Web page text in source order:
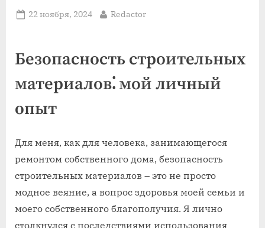
Posted
22 ноября, 2024 By
Redactor
Безопасность строительных
материалов⁚ мой личный
опыт
Для меня, как для человека, занимающегося
ремонтом собственного дома, безопасность
строительных материалов – это не просто
модное веяние, а вопрос здоровья моей семьи и
моего собственного благополучия. Я лично
столкнулся с последствиями использования